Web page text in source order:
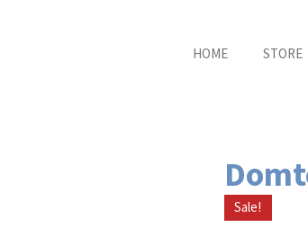
HOME STORE
Sale!